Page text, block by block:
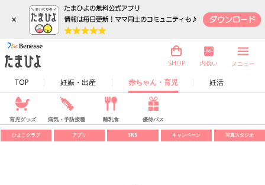
×
TOP 妊娠・出産 赤ちゃん・育児 妊活
SHOP 内祝い メニュー
育児グッズ 病気・予防接種 離乳食 優待パス
ひよこクラブ アプリ SNS キャンペーン 写真スタジオ